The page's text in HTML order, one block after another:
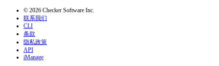
© 2026 Checker Software Inc.
联系我们
CLI
条款
隐私政策
API
iManage